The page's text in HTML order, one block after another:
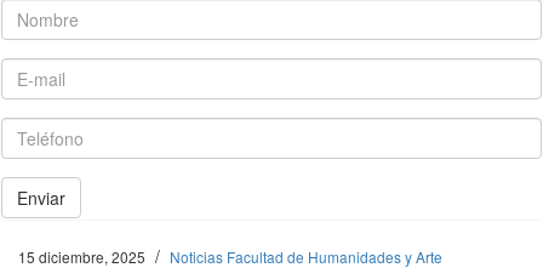
Nombre
E-mail
Teléfono
Enviar
15 diciembre, 2025 / Noticias Facultad de Humanidades y Arte